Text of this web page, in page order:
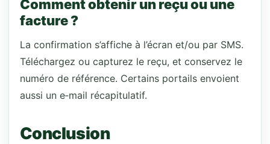
Comment obtenir un reçu ou une
facture ?
La confirmation s’affiche à l’écran et/ou par SMS.
Téléchargez ou capturez le reçu, et conservez le
numéro de référence. Certains portails envoient
aussi un e‑mail récapitulatif.
Conclusion